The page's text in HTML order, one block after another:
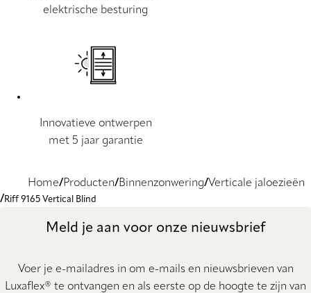
elektrische besturing
Innovatieve ontwerpen
met 5 jaar garantie
Home Producten Binnenzonwering Verticale jaloezieën
Riff 9165 Vertical Blind
Meld je aan voor onze nieuwsbrief
Voer je e-mailadres in om e-mails en nieuwsbrieven van
Luxaflex® te ontvangen en als eerste op de hoogte te zijn van